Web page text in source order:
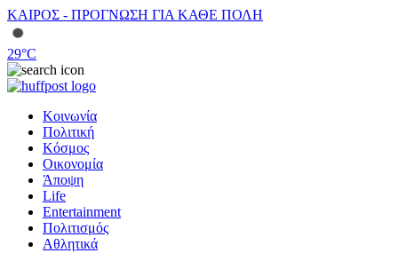
ΚΑΙΡΟΣ - ΠΡΟΓΝΩΣΗ ΓΙΑ ΚΑΘΕ ΠΟΛΗ
29°C
Κοινωνία
Πολιτική
Κόσμος
Οικονομία
Άποψη
Life
Entertainment
Πολιτισμός
Αθλητικά